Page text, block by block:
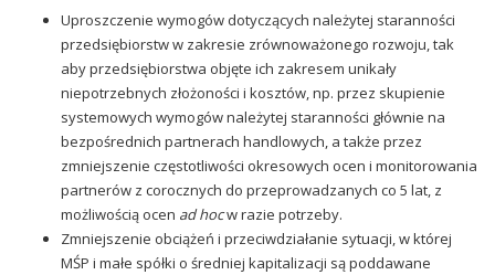
Uproszczenie wymogów dotyczących należytej staranności
przedsiębiorstw w zakresie zrównoważonego rozwoju, tak
aby przedsiębiorstwa objęte ich zakresem unikały
niepotrzebnych złożoności i kosztów, np. przez skupienie
systemowych wymogów należytej staranności głównie na
bezpośrednich partnerach handlowych, a także przez
zmniejszenie częstotliwości okresowych ocen i monitorowania
partnerów z corocznych do przeprowadzanych co 5 lat, z
możliwością ocen ad hocw razie potrzeby.
Zmniejszenie obciążeń i przeciwdziałanie sytuacji, w której
MŚP i małe spółki o średniej kapitalizacji są poddawane